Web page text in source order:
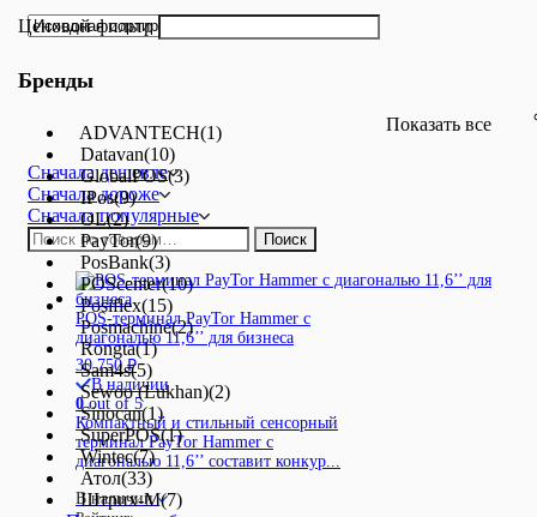
Ценовой фильтр
Бренды
ADVANTECH(1)
Datavan(10)
GlobalPOS(3)
IPos(9)
OL(2)
PayTor(9)
PosBank(3)
POScenter(10)
Posiflex(15)
Posmachine(2)
Rongta(1)
Sam4s(5)
Sewoo (Lukhan)(2)
Sinocan(1)
SuperPOS(1)
Wintec(7)
Атол(33)
Штрих-М(7)
Показать все
Сначала дешевле
Сначала дороже
Сначала популярные
Искать:
Поиск
POS-терминал PayTor Hammer с
диагональю 11,6’’ для бизнеса
30 750₽
В наличии
0out of 5
Компактный и стильный сенсорный
терминал PayTor Hammer с
диагональю 11,6’’ составит конкур...
В наличии